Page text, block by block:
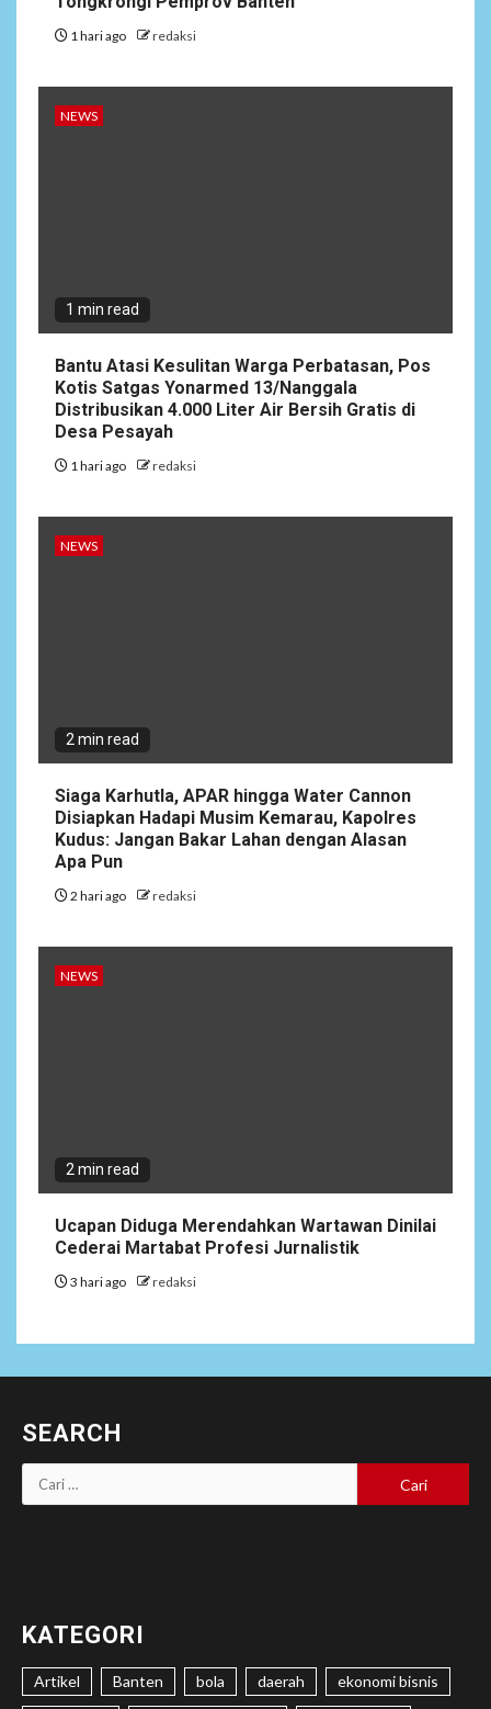
Satgas Yonarmed
13/Nanggala Distribusikan
Ucapan Diduga
Merendahkan Wartawan
Dinilai Cederai Martabat
1 hari ago redaksi
NEWS
1 min read
Bantu Atasi Kesulitan Warga Perbatasan, Pos
Kotis Satgas Yonarmed 13/Nanggala
Distribusikan 4.000 Liter Air Bersih Gratis di
Desa Pesayah
1 hari ago redaksi
NEWS
2 min read
Siaga Karhutla, APAR hingga Water Cannon
Disiapkan Hadapi Musim Kemarau, Kapolres
Kudus: Jangan Bakar Lahan dengan Alasan
Apa Pun
2 hari ago redaksi
NEWS
2 min read
Ucapan Diduga Merendahkan Wartawan Dinilai
Cederai Martabat Profesi Jurnalistik
3 hari ago redaksi
SEARCH
Cari
untuk:
KATEGORI
Artikel Banten bola daerah ekonomi bisnis